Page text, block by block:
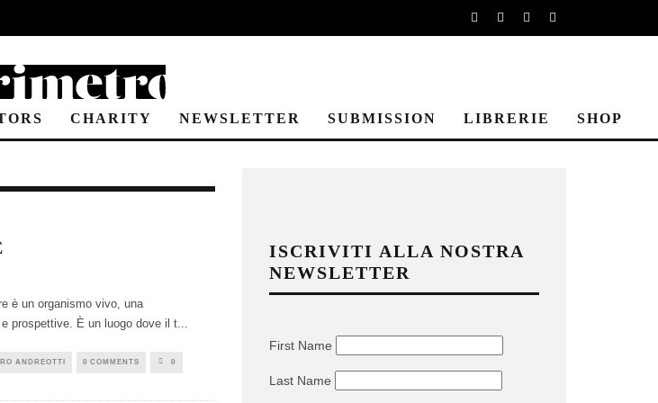
CHARITY NEWSLETTER SUBMISSION LIBRERIE SHOP
è un organismo vivo, una
prospettive. È un luogo dove il t...
ANDREOTTI 0 COMMENTS 0
ISCRIVITI ALLA NOSTRA
NEWSLETTER
First Name
Last Name